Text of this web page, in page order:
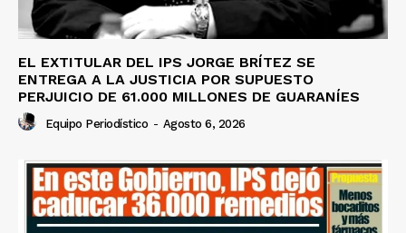
EL EXTITULAR DEL IPS JORGE BRÍTEZ SE
ENTREGA A LA JUSTICIA POR SUPUESTO
PERJUICIO DE 61.000 MILLONES DE GUARANÍES
Equipo Periodístico - Agosto 6, 2026